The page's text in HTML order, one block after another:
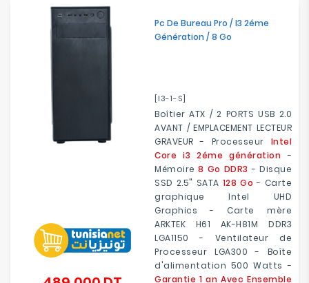
Electroménager
Bureautique
Sécurité
Mobilités
Pc De Bureau Pro / I3 2éme
Génération / 8 Go
[I3-1-S]
Boîtier ATX / 2 PORTS USB 2.0
AVANT / EMPLACEMENT LECTEUR
GRAVEUR - Processeur Intel
Core i3 2éme génération -
Mémoire8 Go DDR3 - Disque
SSD 2.5" SATA 128 Go - Carte
graphique Intel UHD
Graphics - Carte mère
ARKTEK H61 AK-H81M DDR3
LGA1150 - Ventilateur de
Processeur LGA300 - Boîte
d'alimentation 500 Watts -
Garantie 1 an Avec Ensemble